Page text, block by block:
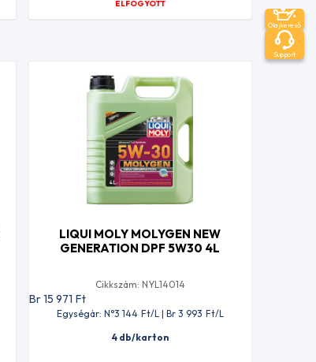
ELFOGYOTT
LIQUI MOLY MOLYGEN NEW
GENERATION DPF 5W30 4L
Cikkszám: NYL14014
Br 15 971 Ft
Egységár: N°3 144 Ft/L | Br 3 993 Ft/L
4 db/karton
Olajkereső
Support